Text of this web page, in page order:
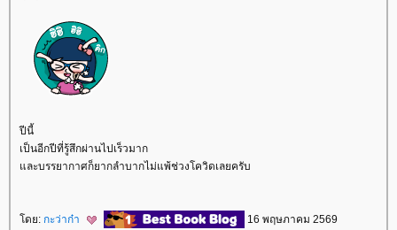
ปีนี้
เป็นอีกปีที่รู้สึกผ่านไปเร็วมาก
ละบรรยากาศก็ยากลำบากไม่แพ้ช่วงโควิดเลยครับ
ดย: กะว่าก๋า
16 พฤษภาคม 2569